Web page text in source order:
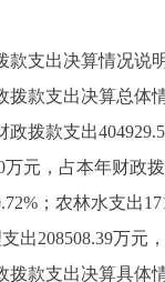
支出决算情况说
款支出决算总体
款支出
元，占本年财政
；农林水支出
出208508.39万元
款支出决算具体